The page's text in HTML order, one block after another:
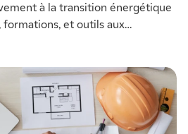
à la transition énergétique
formations, et outils aux
des émissions de gaz à effet
plus sur son rôle et ses missions.